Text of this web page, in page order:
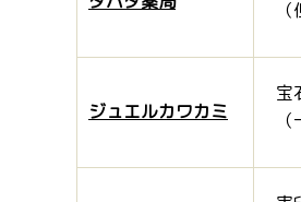
ジュエルカワカミ
宝